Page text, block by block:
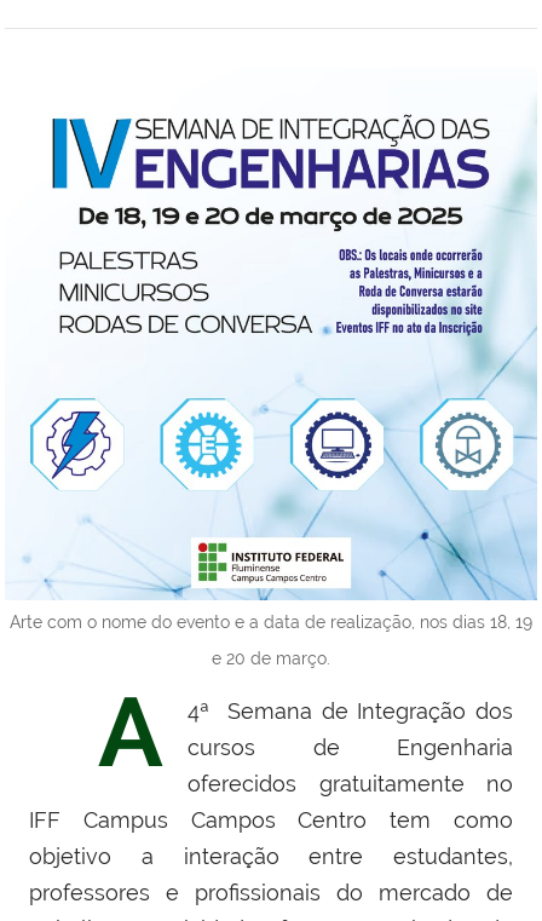
Arte com o nome do evento e a data de realização, nos dias 18, 19
e 20 de março.
A
4ª Semana de Integração dos
cursos de Engenharia
oferecidos gratuitamente no
IFF Campus Campos Centro tem como
objetivo a interação entre estudantes,
professores e profissionais do mercado de